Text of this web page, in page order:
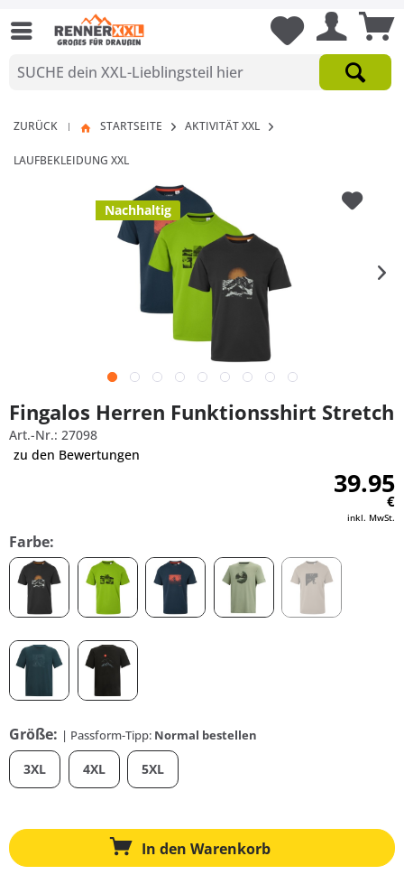
ZURÜCK | STARTSEITE AKTIVITÄT XXL
LAUFBEKLEIDUNG XXL
Nachhaltig
Fingalos Herren Funktionsshirt Stretch
Art.-Nr.: 27098
zu den Bewertungen
39.95
€
inkl. MwSt.
Farbe:
Größe: | Passform-Tipp: Normal bestellen
3XL 4XL 5XL
In den Warenkorb